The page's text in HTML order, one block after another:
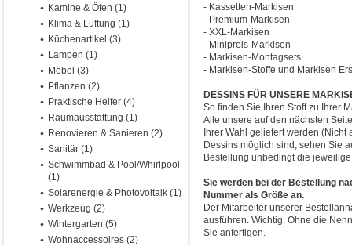
Kamine & Öfen (1)
Klima & Lüftung (1)
Küchenartikel (3)
Lampen (1)
Möbel (3)
Pflanzen (2)
Praktische Helfer (4)
Raumausstattung (1)
Renovieren & Sanieren (2)
Sanitär (1)
Schwimmbad & Pool/Whirlpool
(1)
Solarenergie & Photovoltaik (1)
Werkzeug (2)
Wintergarten (5)
Wohnaccessoires (2)
- Kassetten-Markisen
- Premium-Markisen
- XXL-Markisen
- Minipreis-Markisen
- Markisen-Montagsets
- Markisen-Stoffe und Markisen
DESSINS FÜR UNSERE
So finden Sie Ihren Stoff zu Ihrer
Alle unsere auf den nächsten
Ihrer Wahl geliefert werden
Dessins möglich sind, sehen Sie
Bestellung unbedingt die
Sie werden bei der Bestellung
Nummer als Größe an.
Der Mitarbeiter unserer
ausführen. Wichtig: Ohne die
Sie anfertigen.